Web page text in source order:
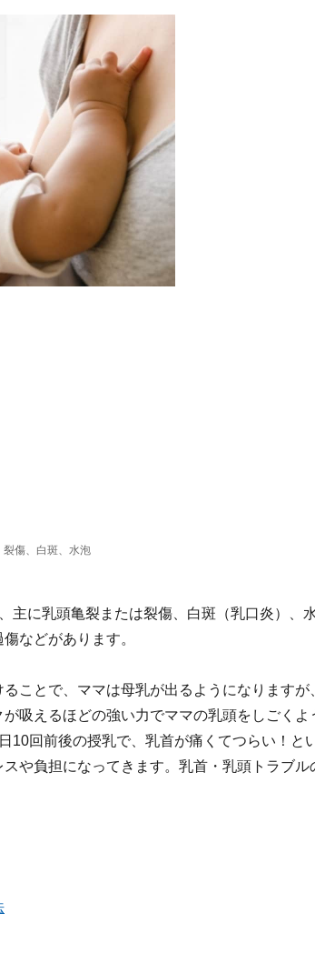
傷、白斑、水泡
主に乳頭亀裂または裂傷、白斑（乳口炎）、
などがあります。
ことで、ママは母乳が出るようになりますが
吸えるほどの強い力でママの乳頭をしごくよ
10回前後の授乳で、乳首が痛くてつらい！と
や負担になってきます。乳首・乳頭トラブル